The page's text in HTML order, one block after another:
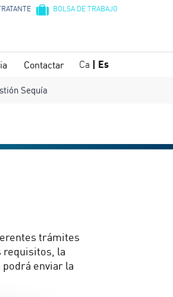
Ca Es
BOLSA DE TRABAJO
Sequía
Contactar
trámites
requisitos, la
enviar la